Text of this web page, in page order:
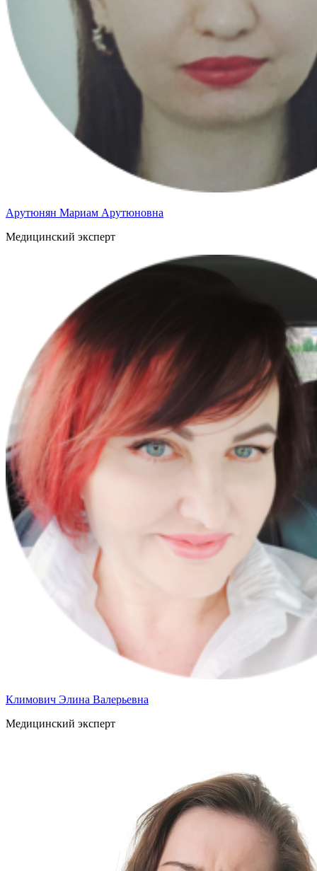
Арутюнян Мариам Арутюновна
Медицинский эксперт
Климович Элина Валерьевна
Медицинский эксперт